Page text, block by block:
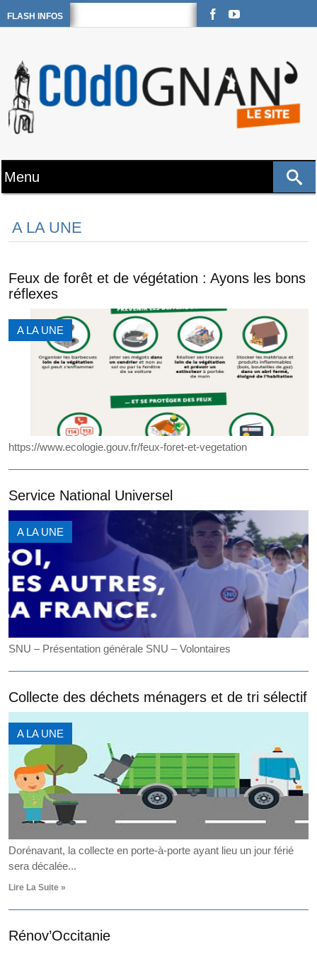
FLASH INFOS
A LA UNE
Feux de forêt et de végétation : Ayons les bons
réflexes
A LA UNE
https://www.ecologie.gouv.fr/feux-foret-et-vegetation
Service National Universel
A LA UNE
SNU – Présentation générale SNU – Volontaires
Collecte des déchets ménagers et de tri sélectif
A LA UNE
Dorénavant, la collecte en porte-à-porte ayant lieu un jour férié
sera décalée...
Lire La Suite »
Rénov’Occitanie